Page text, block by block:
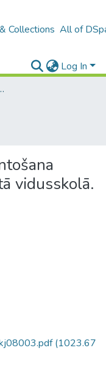
Collections All of
Log In
of the UL
vidusskolā.
(1023.67